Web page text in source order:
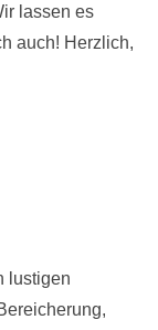
lassen es
auch! Herzlich,
lustigen